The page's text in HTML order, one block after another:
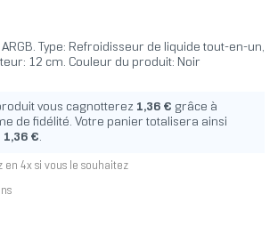
ARGB. Type: Refroidisseur de liquide tout-en-un,
12 cm. Couleur du produit: Noir
vous cagnotterez 1,36 € grâce à
de fidélité. Votre panier totalisera ainsi
1,36 €.
en 4x si vous le souhaitez